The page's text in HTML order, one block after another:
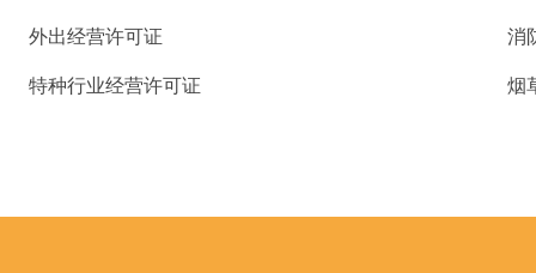
外出经营许可证 消
特种行业经营许可证 烟